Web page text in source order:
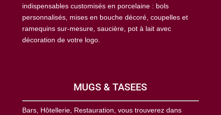
indispensables customisés en porcelaine : bols
personnalisés, mises en bouche décoré, coupelles et
ramequins sur-mesure, saucière, pot à lait avec
décoration de votre logo.
MUGS & TASEES
Bars, Hôtellerie, Restauration, vous trouverez dans